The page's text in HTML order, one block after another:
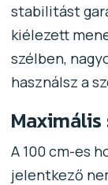
stabilitást
kiélezett
szélben,
használsz a
A 100 cm-es
jelentkező